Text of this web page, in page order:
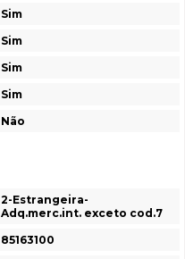
Sim
Sim
Sim
Sim
Não
2-Estrangeira-
Adq.merc.int. exceto cod.7
85163100